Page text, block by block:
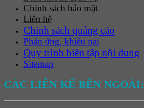
Chính sách bảo mật
Liên hệ
Chính sách quảng cáo
Phản ứng, khiếu nại
Quy trình biên tập nội dung
Sitemap
CÁC LIÊN KẾ BÊN NGOÀI: